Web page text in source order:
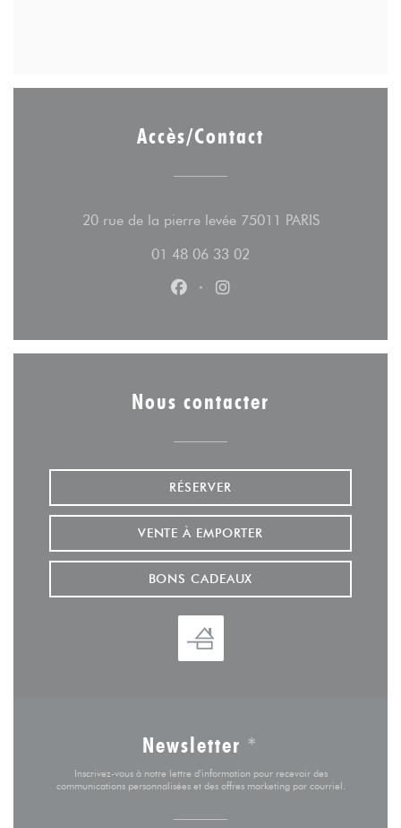
Accès/Contact
20 rue de la pierre levée 75011 PARIS((ouvre une
01 48 06 33 02
Facebook ((ouvre une nouvelle
Instagram ((ouvre une
Nous contacter
RÉSERVER
VENTE À EMPORTER
BONS CADEAUX
Newsletter *
Inscrivez-vous à notre lettre d'information pour recevoir des
communications personnalisées et des offres marketing par courriel.